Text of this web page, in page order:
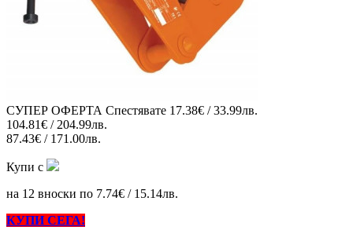
СУПЕР ОФЕРТА Спестявате 17.38€ / 33.99лв.
104.81€ / 204.99лв.
87.43€ / 171.00лв.
Купи с
на 12 вноски по 7.74€ / 15.14лв.
КУПИ СЕГА!